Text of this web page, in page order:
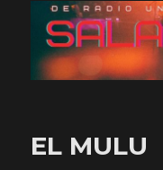
Sala Master
EL MULU